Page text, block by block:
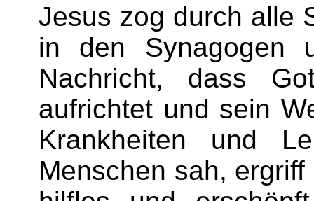
Jesus zog durch alle
in den Synagogen
Nachricht, dass
aufrichtet und sein
Krankheiten und
Menschen sah,